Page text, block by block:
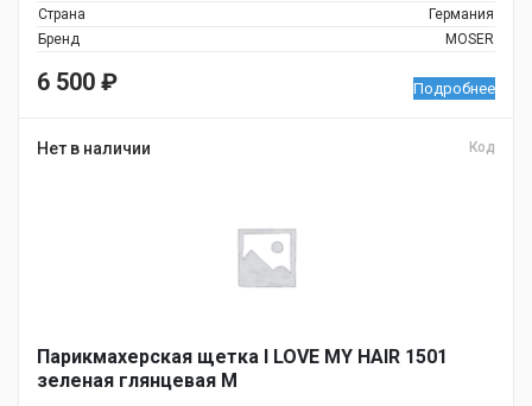
Страна
Германия
Бренд
MOSER
6 500 ₽ Подробнее
Нет в наличии Код
Парикмахерская щетка I LOVE MY HAIR 1501
зеленая глянцевая M